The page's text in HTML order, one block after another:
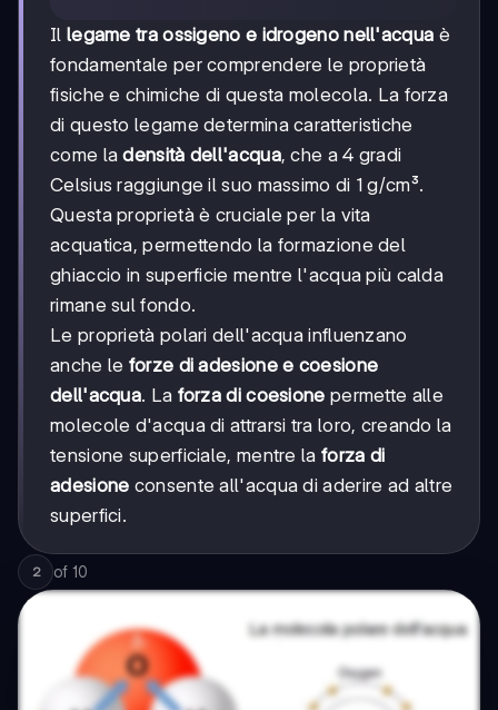
Il legame tra ossigeno e idrogeno nell'acqua è
fondamentale per comprendere le proprietà
fisiche e chimiche di questa molecola. La forza
di questo legame determina caratteristiche
come ladensità dell'acqua, che a 4 gradi
Celsius raggiunge il suo massimo di 1 g/cm³.
Questa proprietà è cruciale per la vita
acquatica, permettendo la formazione del
ghiaccio in superficie mentre l'acqua più calda
rimane sul fondo.
Le proprietà polari dell'acqua influenzano
anche le forze di adesione e coesione
dell'acqua. La forza di coesione permette alle
molecole d'acqua di attrarsi tra loro, creando la
tensione superficiale, mentre la forza di
adesione consente all'acqua di aderire ad altre
superfici.
2 of 10